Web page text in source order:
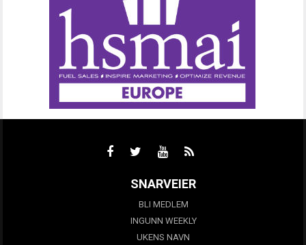
SNARVEIER
BLI MEDLEM
INGUNN WEEKLY
UKENS NAVN